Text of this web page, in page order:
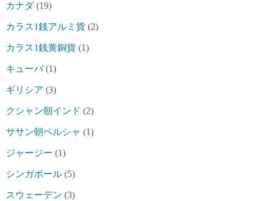
カナダ(19)
カラス1銭アルミ貨 (2)
カラス1銭黄銅貨 (1)
キューバ(1)
ギリシア (3)
クシャン朝インド (2)
ササン朝ペルシャ (1)
ジャージー (1)
シンガポール (5)
スウェーデン (3)